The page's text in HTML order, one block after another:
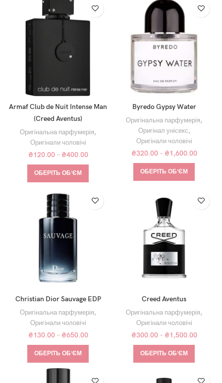
Armaf Club de Nuit Intense Man
(Creed Aventus)
Оригінальна парфумерія,
Оригінали чоловічі
₴120.00– ₴400.00
ОБЕРІТЬ ОБʼЄМ
Byredo Gypsy Water
Оригінальна парфумерія,
Оригінал унісекс,
Оригінали чоловічі
₴320.00– ₴1,600.00
ОБЕРІТЬ ОБʼЄМ
Christian Dior Sauvage EDP
Оригінальна парфумерія,
Оригінали чоловічі
₴130.00– ₴650.00
ОБЕРІТЬ ОБʼЄМ
Creed Aventus
Оригінальна парфумерія,
Оригінали чоловічі
₴300.00– ₴1,500.00
ОБЕРІТЬ ОБʼЄМ